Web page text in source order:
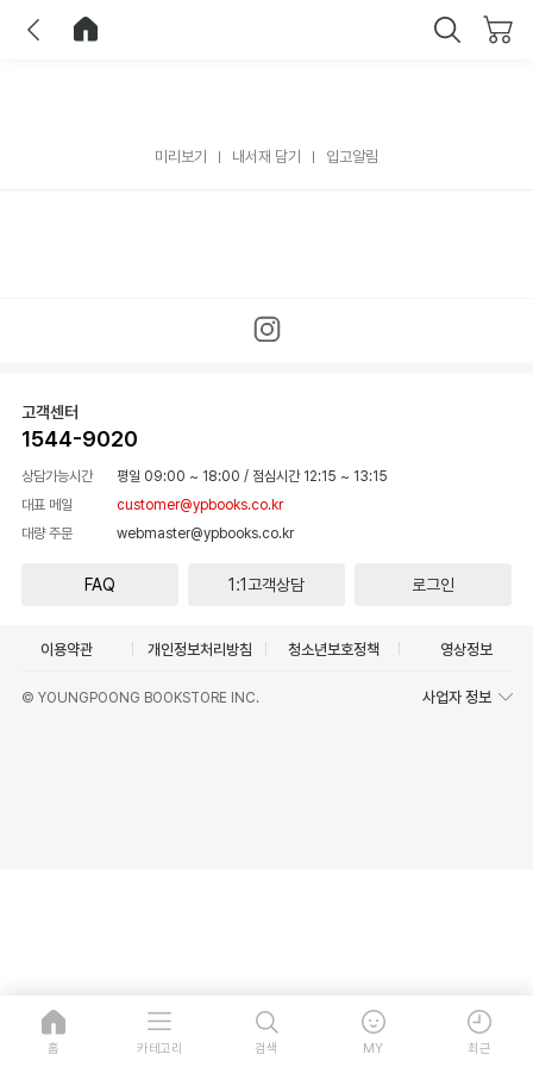
미리보기 내서재 담기 입고알림
고객센터
1544-9020
상담가능시간 평일 09:00 ~ 18:00 / 점심시간 12:15 ~ 13:15
대표 메일
customer@ypbooks.co.kr
대량 주문
webmaster@ypbooks.co.kr
FAQ 1:1고객상담 로그인
이용약관 개인정보처리방침 청소년보호정책 영상정보
© YOUNGPOONG BOOKSTORE INC. 사업자 정보
홈 카테고리 검색 MY 최근